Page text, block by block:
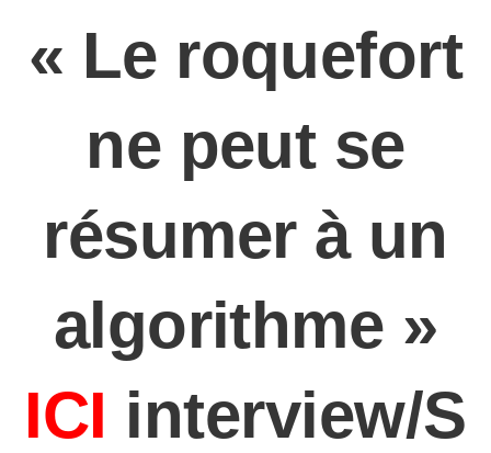
« Le roquefort
ne peut se
résumer à un
algorithme »
ICI interview/S